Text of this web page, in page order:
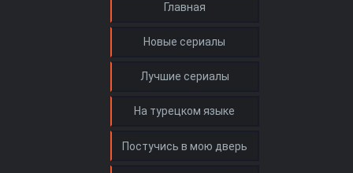
Главная
Новые сериалы
Лучшие сериалы
На турецком языке